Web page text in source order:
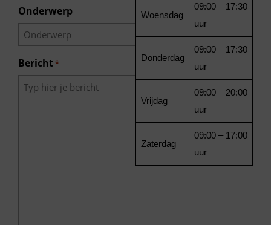
Onderwerp
Bericht*
Woensdag
09:00 – 17:30
uur
Donderdag
09:00 – 17:30
uur
Vrijdag
09:00 – 20:00
uur
Zaterdag
09:00 – 17:00
uur